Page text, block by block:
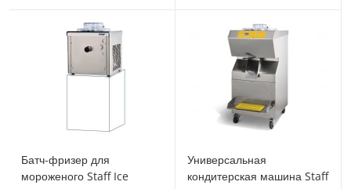
Батч-фризер для
мороженого Staff Ice
Универсальная
кондитерская машина Staff